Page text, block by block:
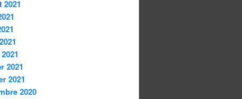
2021
2021
2020